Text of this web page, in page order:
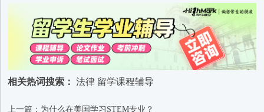
相关热词搜索： 法律 留学课程辅导
上一篇：​为什么在美国学习STEM专业？